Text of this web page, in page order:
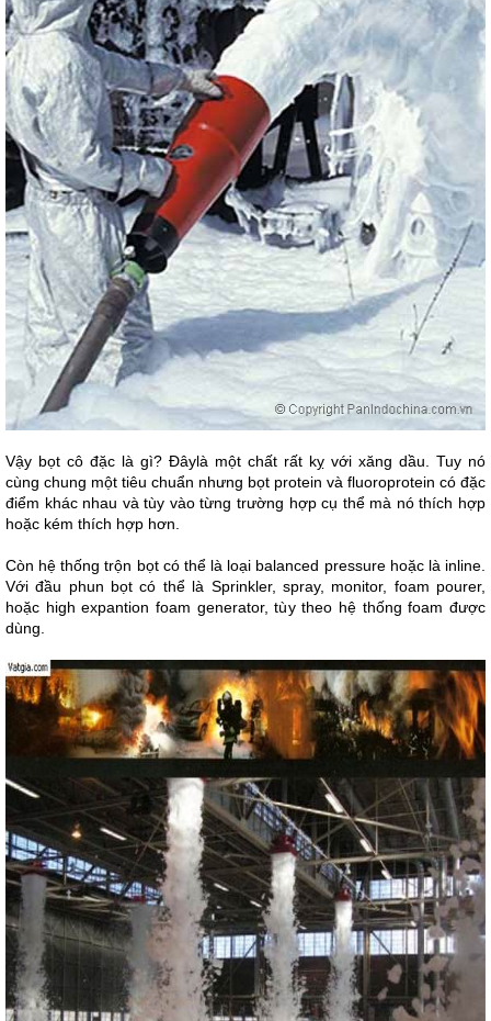
Vậy bọt cô đặc là gì? Đâylà một chất rất kỵ với xăng dầu. Tuy nó
cùng chung một tiêu chuẩn nhưng bọt protein và fluoroprotein có đặc
điểm khác nhau và tùy vào từng trường hợp cụ thể mà nó thích hợp
hoặc kém thích hợp hơn.
Còn hệ thống trộn bọt có thể là loại balanced pressure hoặc là inline.
Với đầu phun bọt có thể là Sprinkler, spray, monitor, foam pourer,
hoặc high expantion foam generator, tùy theo hệ thống foam được
dùng.